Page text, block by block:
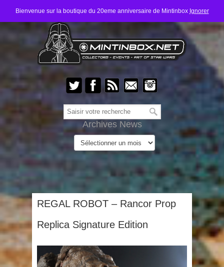
Bienvenue sur la boutique du 20eme anniversaire de Mintinbox Ignorer
Archives News
REGAL ROBOT – Rancor Prop
Replica Signature Edition